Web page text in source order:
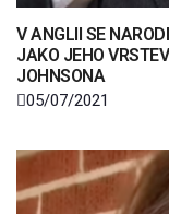
V ANGLII SE
JAKO JEHO
JOHNSONA
05/07/2021